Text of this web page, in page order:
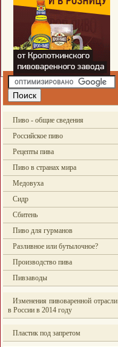
Пиво - общие сведения
Российское пиво
Рецепты пива
Пиво в странах мира
Медовуха
Сидр
Сбитень
Пиво для гурманов
Разливное или бутылочное?
Производство пива
Пивзаводы
Изменения пивоваренной отрасли
в России в 2014 году
Пластик под запретом